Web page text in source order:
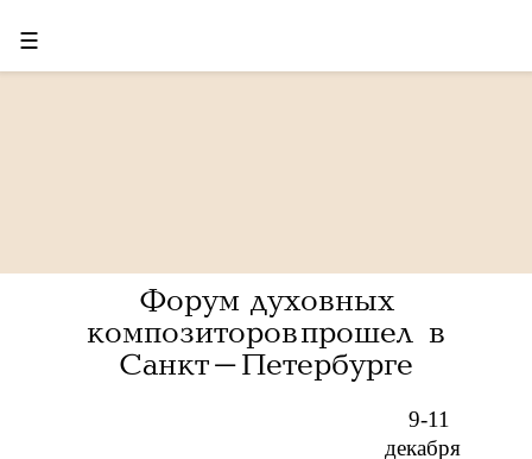
☰
Форум духовных
композиторов прошел в
Санкт-Петербурге
9-11
декабря